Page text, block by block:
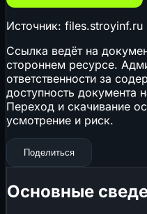
Источник: files.stroyinf.ru
Ссылка ведёт на
стороннем ресурсе.
ответственности за
доступность документа
Переход и скачивание
усмотрение и риск.
Поделиться
Основные